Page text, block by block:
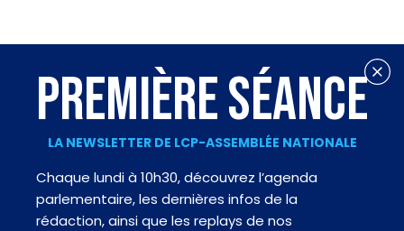
PREMIÈRE SÉANCE
LA NEWSLETTER DE LCP-ASSEMBLÉE NATIONALE
Chaque lundi à 10h30, découvrez l’agenda
parlementaire, les dernières infos de la
rédaction, ainsi que les replays de nos